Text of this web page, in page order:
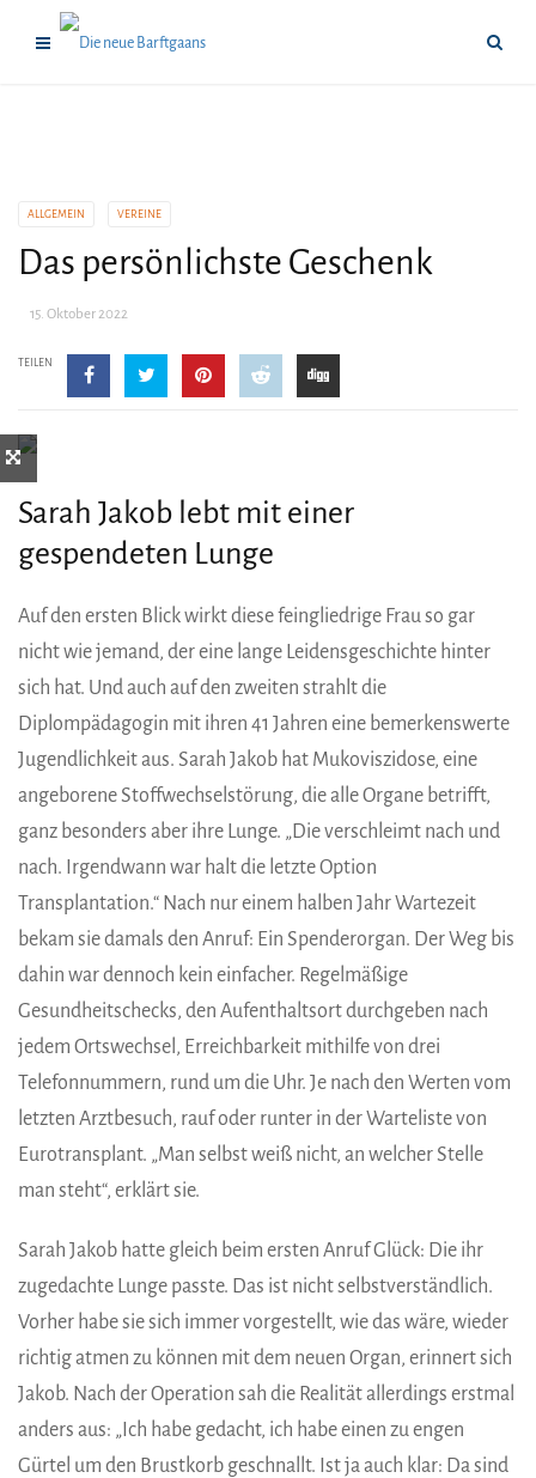
ALLGEMEIN VEREINE
Das persönlichste Geschenk
15. Oktober 2022
TEILEN
Sarah Jakob lebt mit einer
gespendeten Lunge
Auf den ersten Blick wirkt diese feingliedrige Frau so gar
nicht wie jemand, der eine lange Leidensgeschichte hinter
sich hat. Und auch auf den zweiten strahlt die
Diplompädagogin mit ihren 41 Jahren eine bemerkenswerte
Jugendlichkeit aus. Sarah Jakob hat Mukoviszidose, eine
angeborene Stoffwechselstörung, die alle Organe betrifft,
ganz besonders aber ihre Lunge. „Die verschleimt nach und
nach. Irgendwann war halt die letzte Option
Transplantation.“ Nach nur einem halben Jahr Wartezeit
bekam sie damals den Anruf: Ein Spenderorgan. Der Weg bis
dahin war dennoch kein einfacher. Regelmäßige
Gesundheitschecks, den Aufenthaltsort durchgeben nach
jedem Ortswechsel, Erreichbarkeit mithilfe von drei
Telefonnummern, rund um die Uhr. Je nach den Werten vom
letzten Arztbesuch, rauf oder runter in der Warteliste von
Eurotransplant. „Man selbst weiß nicht, an welcher Stelle
man steht“, erklärt sie.
Sarah Jakob hatte gleich beim ersten Anruf Glück: Die ihr
zugedachte Lunge passte. Das ist nicht selbstverständlich.
Vorher habe sie sich immer vorgestellt, wie das wäre, wieder
richtig atmen zu können mit dem neuen Organ, erinnert sich
Jakob. Nach der Operation sah die Realität allerdings erstmal
anders aus: „Ich habe gedacht, ich habe einen zu engen
Gürtel um den Brustkorb geschnallt. Ist ja auch klar: Da sind